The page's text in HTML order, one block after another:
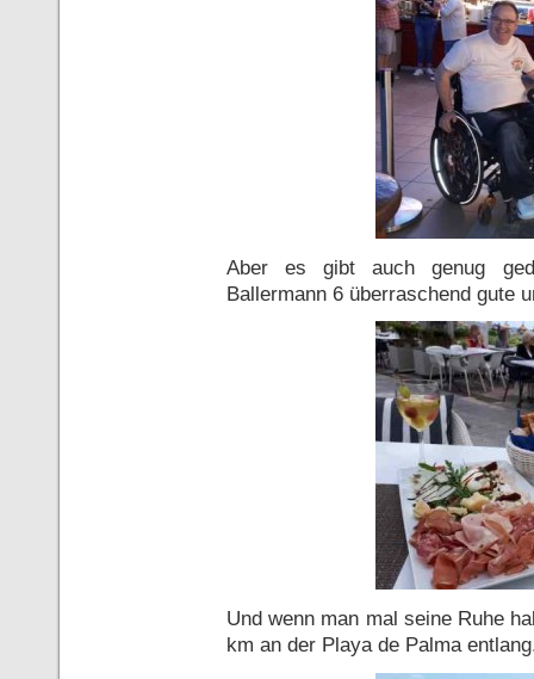
Aber es gibt auch genug
Ballermann 6 überraschend gute
Und wenn man mal seine Ruhe
km an der Playa de Palma